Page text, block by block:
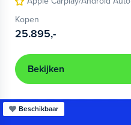
Kopen
25.895,-
Bekijken
Beschikbaar